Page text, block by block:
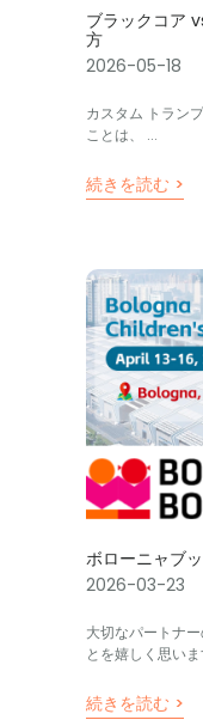
ブラックコア
方
2026-05-18
カスタム トラン
ことは、 ...
続きを読む >
ボローニャブ
2026-03-23
大切なパートナ
とを嬉しく思い
続きを読む >